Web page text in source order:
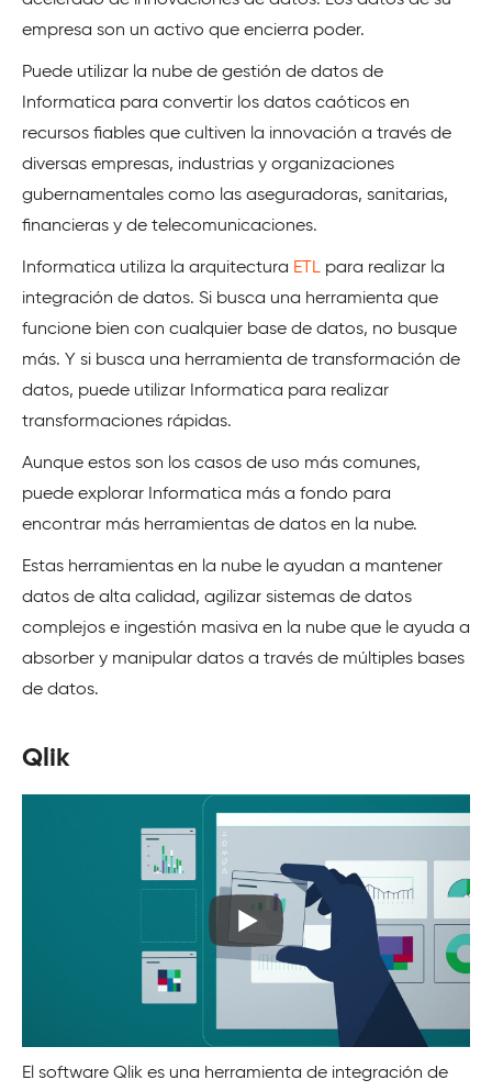
empresa son un activo que encierra poder.
Puede utilizar la nube de gestión de datos de
Informatica para convertir los datos caóticos en
recursos fiables que cultiven la innovación a través de
diversas empresas, industrias y organizaciones
gubernamentales como las aseguradoras, sanitarias,
financieras y de telecomunicaciones.
Informatica utiliza la arquitectura ETL para realizar la
integración de datos. Si busca una herramienta que
funcione bien con cualquier base de datos, no busque
más. Y si busca una herramienta de transformación de
datos, puede utilizar Informatica para realizar
transformaciones rápidas.
Aunque estos son los casos de uso más comunes,
puede explorar Informatica más a fondo para
encontrar más herramientas de datos en la nube.
Estas herramientas en la nube le ayudan a mantener
datos de alta calidad, agilizar sistemas de datos
complejos e ingestión masiva en la nube que le ayuda a
absorber y manipular datos a través de múltiples bases
de datos.
Qlik
El software Qlik es una herramienta de integración de